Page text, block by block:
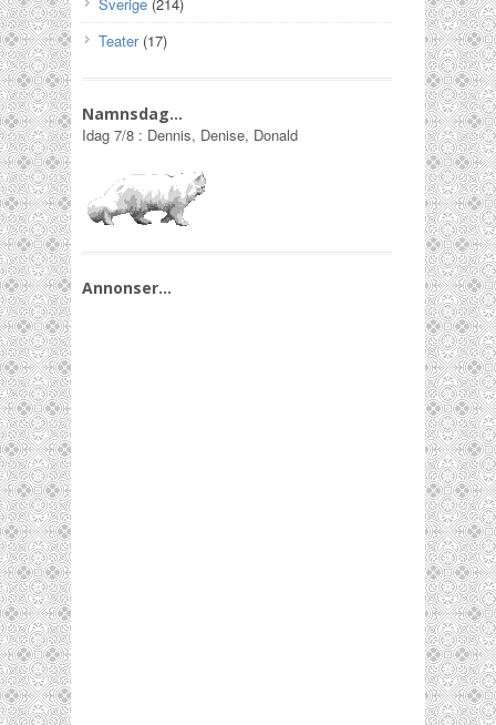
Teater(17)
Namnsdag…
Idag 7/8 : Dennis, Denise, Donald
Annonser…